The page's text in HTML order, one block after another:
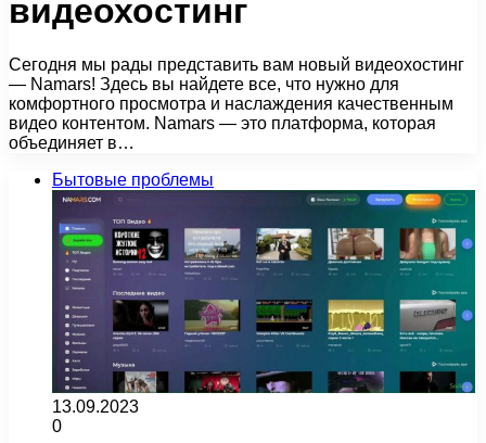
видеохостинг
Сегодня мы рады представить вам новый видеохостинг
— Namars! Здесь вы найдете все, что нужно для
комфортного просмотра и наслаждения качественным
видео контентом. Namars — это платформа, которая
объединяет в…
Бытовые проблемы
13.09.2023
0